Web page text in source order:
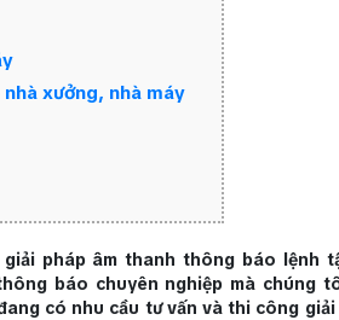
xưởng, nhà máy
pháp âm thanh thông báo lệnh
báo chuyên nghiệp mà chúng
có nhu cầu tư vấn và thi công